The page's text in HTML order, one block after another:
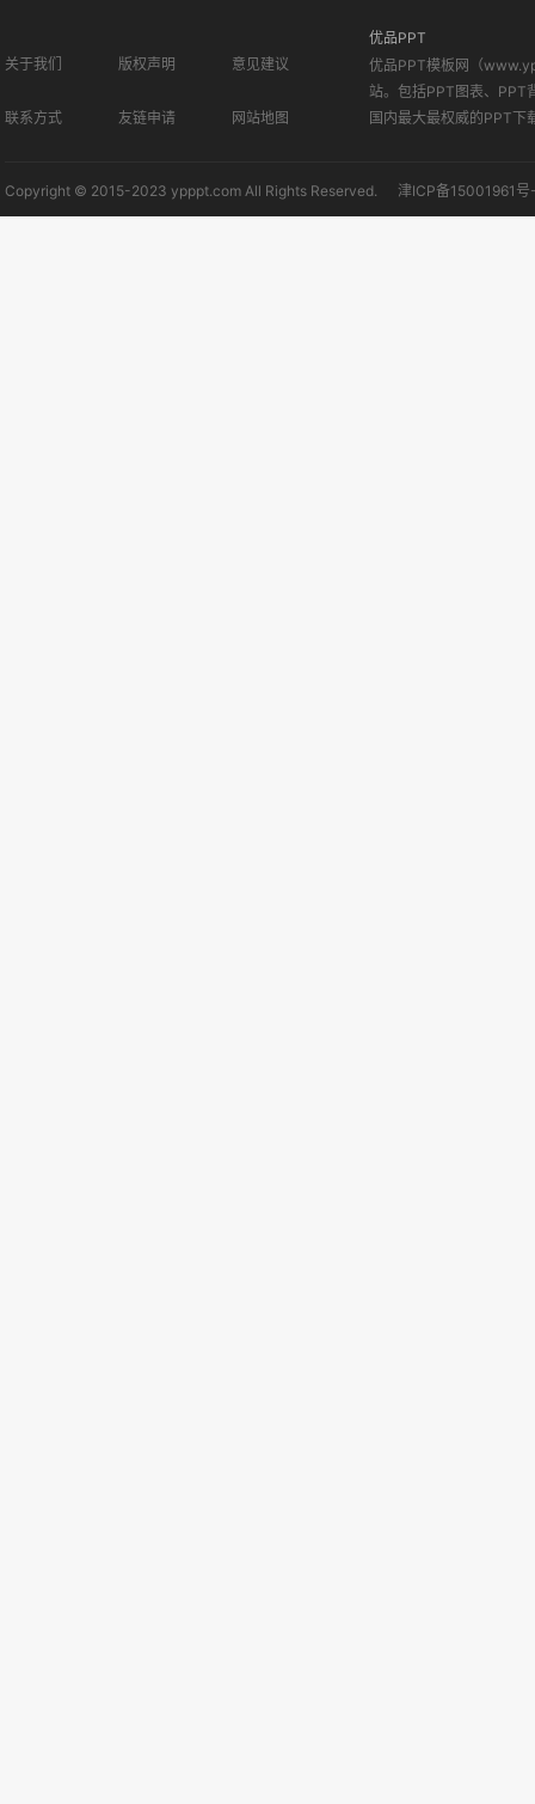
关于我们 版权声明 意见建议
联系方式 友链申请 网站地图
优品PPT
优品PPT模板网（
站。包括PPT图表、PPT
国内最大最权威的PPT下
Copyright © 2015-2023 ypppt.com All Rights Reserved. 津ICP备15001961号